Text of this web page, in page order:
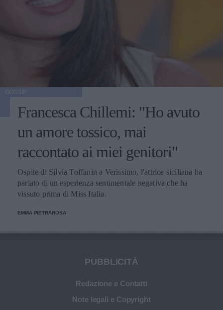
Francesca Chillemi: "Ho avuto
un amore tossico, mai
raccontato ai miei genitori"
Ospite di Silvia Toffanin a Verissimo, l'attrice siciliana ha
parlato di un'esperienza sentimentale negativa che ha
vissuto prima di Miss Italia.
EMMA PIETRAROSA
PUBBLICITÀ
Redazione e Contatti
Note legali e Copyright